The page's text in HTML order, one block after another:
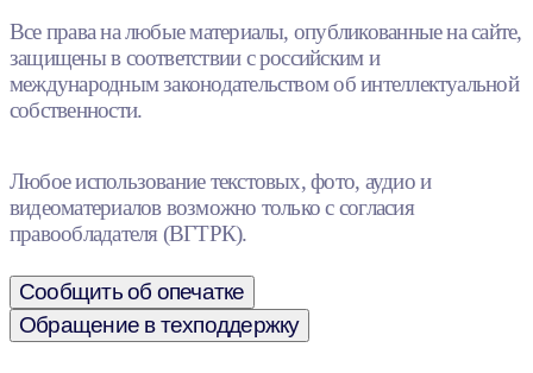
Все права на любые материалы, опубликованные на сайте,
защищены в соответствии с российским и
международным законодательством об интеллектуальной
собственности.
Любое использование текстовых, фото, аудио и
видеоматериалов возможно только с согласия
правообладателя (ВГТРК).
Сообщить об опечатке
Обращение в техподдержку